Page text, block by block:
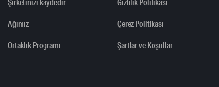
Şirketinizi kaydedin
Ağımız
Ortaklık Programı
Gizlilik Politikası
Çerez Politikası
Şartlar ve Koşullar